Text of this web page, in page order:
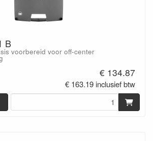
B
voorbereid voor off-center
€ 134.87
€ 163.19 inclusief btw